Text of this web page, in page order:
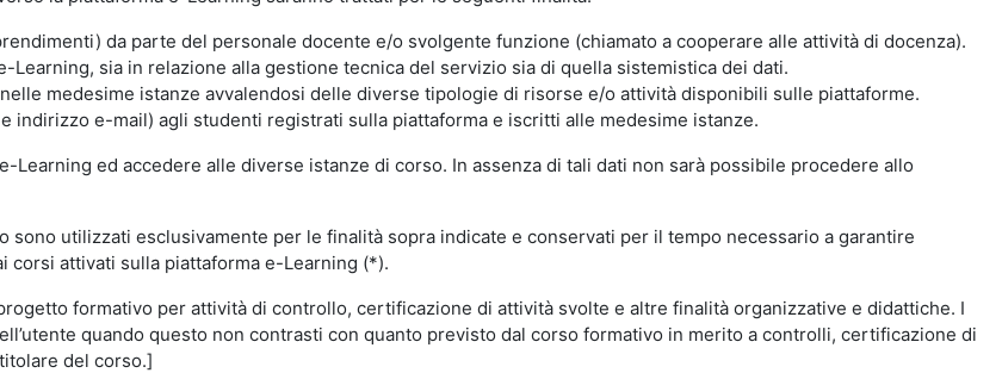
da parte del personale docente e/o svolgente funzione (chiamato a cooperare alle attività di docenza).
sia in relazione alla gestione tecnica del servizio sia di quella sistemistica dei dati.
medesime istanze avvalendosi delle diverse tipologie di risorse e/o attività disponibili sulle piattaforme.
indirizzo e-mail) agli studenti registrati sulla piattaforma e iscritti alle medesime istanze.
ed accedere alle diverse istanze di corso. In assenza di tali dati non sarà possibile procedere allo
utilizzati esclusivamente per le finalità sopra indicate e conservati per il tempo necessario a garantire
attivati sulla piattaforma e-Learning (*).
formativo per attività di controllo, certificazione di attività svolte e altre finalità organizzative e didattiche. I
quando questo non contrasti con quanto previsto dal corso formativo in merito a controlli, certificazione di
del corso.]